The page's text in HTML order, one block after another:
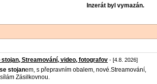
Inzerát byl vymazán.
stojan, Streamování, video, fotografov - [4.8. 2026]
se stojanem, s přepravním obalem, nové.Streamování,
Zásilkovnou.